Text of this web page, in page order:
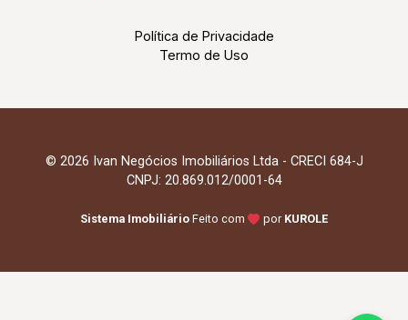
Política de Privacidade
Termo de Uso
© 2026 Ivan Negócios Imobiliários Ltda - CRECI 684-J
CNPJ: 20.869.012/0001-64
Sistema Imobiliário Feito com por KUROLE